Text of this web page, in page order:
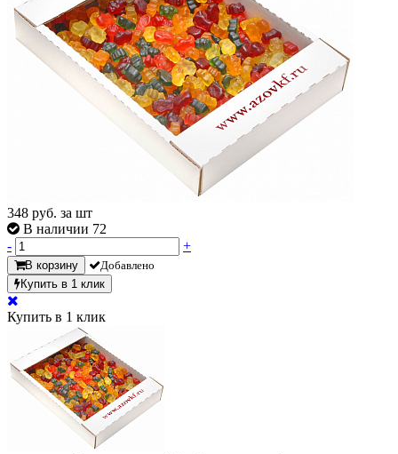
348 руб. за шт
В наличии 72
-
+
В корзину
Добавлено
Купить в 1 клик
Купить в 1 клик